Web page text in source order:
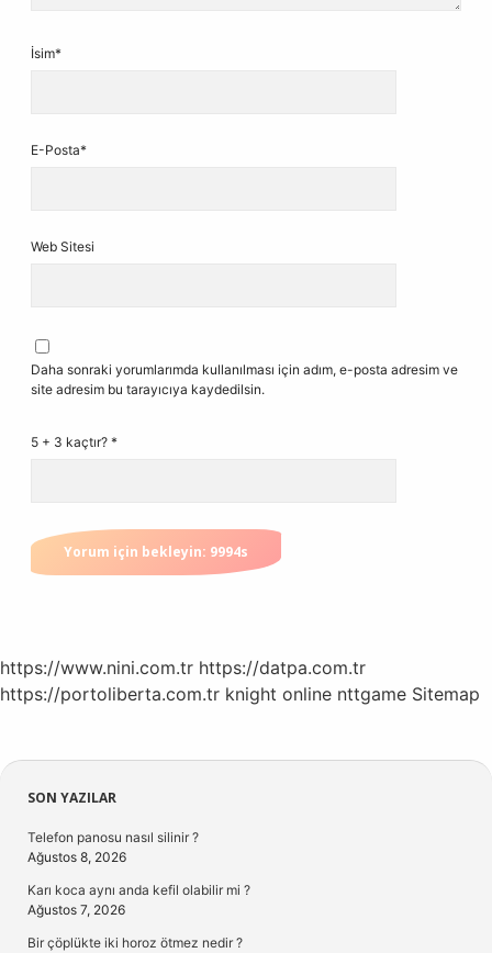
İsim*
E-Posta*
Web Sitesi
Daha sonraki yorumlarımda kullanılması için adım, e-posta adresim ve
site adresim bu tarayıcıya kaydedilsin.
5 + 3 kaçtır? *
https://www.nini.com.tr https://datpa.com.tr
https://portoliberta.com.tr knight online nttgame Sitemap
Sidebar
SON YAZILAR
Telefon panosu nasıl silinir ?
Ağustos 8, 2026
Karı koca aynı anda kefil olabilir mi ?
Ağustos 7, 2026
Bir çöplükte iki horoz ötmez nedir ?